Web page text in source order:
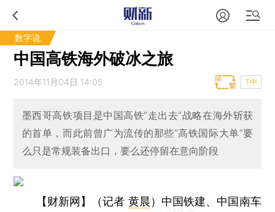
数字说
中国高铁海外破冰之旅
2014年11月04日 14:05 T中
墨西哥高铁项目是中国高铁“走出去”战略在海外斩获
的首单，而此前曾广为流传的那些“高铁国际大单”要
么只是常规装备出口，要么还停留在意向阶段
【财新网】（记者 黄晨） 中国铁建、中国南车